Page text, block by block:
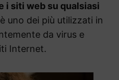
i siti web su qualsiasi
uno dei più utilizzati in
da virus e
Internet.